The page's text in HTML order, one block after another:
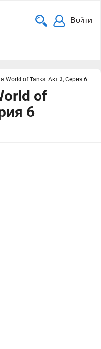
Войти
World of Tanks: Акт 3, Серия 6
of
6